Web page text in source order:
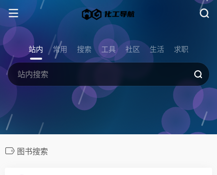
站内 常用 搜索 工具 社区 生活 求职
图书搜索